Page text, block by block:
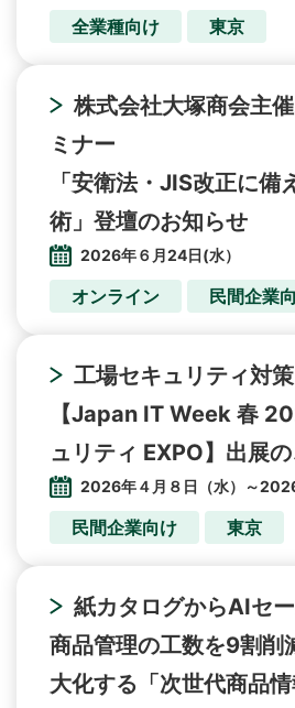
全業種向け 東京
株式会社大塚商会主
ミナー
「安衛法・JIS改正に備
術」登壇のお知らせ
2026年６月24日(水）
オンライン 民間企業
工場セキュリティ対策
【Japan IT Week 春
ュリティ EXPO】出展
2026年４月８日（水）～
民間企業向け 東京
紙カタログからAIセー
商品管理の工数を9割削
大化する「次世代商品